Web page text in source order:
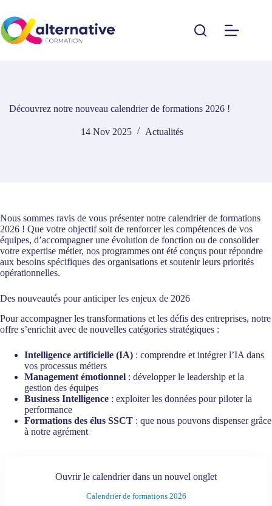
contenu
Découvrez notre nouveau calendrier de formations 2026 !
14 Nov 2025 Actualités
Nous sommes ravis de vous présenter notre calendrier de formations
2026 ! Que votre objectif soit de renforcer les compétences de vos
équipes, d’accompagner une évolution de fonction ou de consolider
votre expertise métier, nos programmes ont été conçus pour répondre
aux besoins spécifiques des organisations et soutenir leurs priorités
opérationnelles.
Des nouveautés pour anticiper les enjeux de 2026
Pour accompagner les transformations et les défis des entreprises, notre
offre s’enrichit avec de nouvelles catégories stratégiques :
Intelligence artificielle (IA) : comprendre et intégrer l’IA dans
vos processus métiers
Management émotionnel : développer le leadership et la
gestion des équipes
Business Intelligence : exploiter les données pour piloter la
performance
Formations des élus SSCT : que nous pouvons dispenser grâce
à notre agrément
Ouvrir le calendrier dans un nouvel onglet
Calendrier de formations 2026